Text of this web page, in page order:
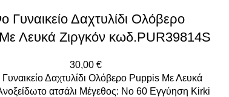
Γυναικείο Δαχτυλίδι Ολόβερο
Λευκά Ζιργκόν κωδ.PUR39814S
30,00€
Γυναικείο Δαχτυλίδι Ολόβερο Puppis Με Λευκά
ατσάλι Μέγεθος: Νο 60 Εγγύηση Kirki